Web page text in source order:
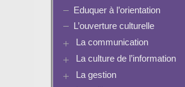
EMI et translittératie
La culture de la participation
Identité / Présence
Traces
Eduquer à l’orientation
L’ouverture culturelle
La communication
Plaquettes de communication
Présence numérique du CDI
La culture de l’information
Ressources pour penser une
La gestion